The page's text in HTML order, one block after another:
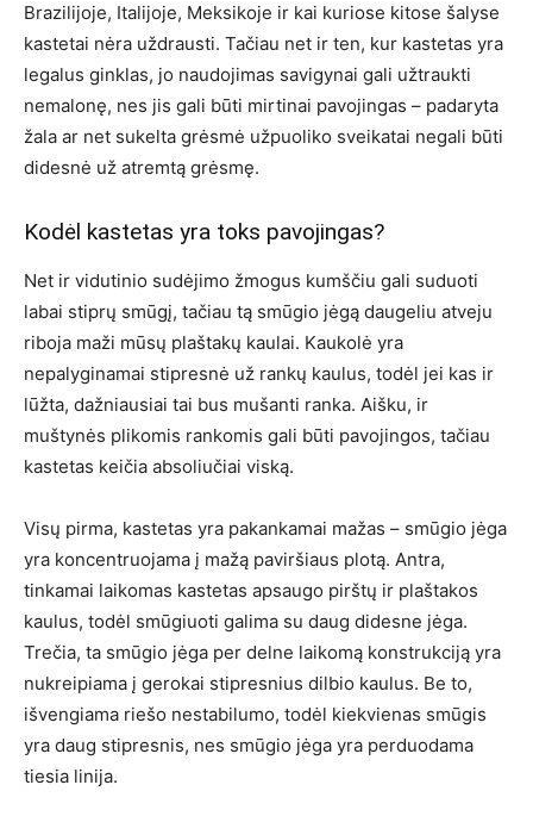
Brazilijoje, Italijoje, Meksikoje ir kai kuriose kitose šalyse
kastetai nėra uždrausti. Tačiau net ir ten, kur kastetas yra
legalus ginklas, jo naudojimas savigynai gali užtraukti
nemalonę, nes jis gali būti mirtinai pavojingas – padaryta
žala ar net sukelta grėsmė užpuoliko sveikatai negali būti
didesnė už atremtą grėsmę.
Kodėl kastetas yra toks pavojingas?
Net ir vidutinio sudėjimo žmogus kumščiu gali suduoti
labai stiprų smūgį, tačiau tą smūgio jėgą daugeliu atveju
riboja maži mūsų plaštakų kaulai. Kaukolė yra
nepalyginamai stipresnė už rankų kaulus, todėl jei kas ir
lūžta, dažniausiai tai bus mušanti ranka. Aišku, ir
muštynės plikomis rankomis gali būti pavojingos, tačiau
kastetas keičia absoliučiai viską.
Visų pirma, kastetas yra pakankamai mažas – smūgio jėga
yra koncentruojama į mažą paviršiaus plotą. Antra,
tinkamai laikomas kastetas apsaugo pirštų ir plaštakos
kaulus, todėl smūgiuoti galima su daug didesne jėga.
Trečia, ta smūgio jėga per delne laikomą konstrukciją yra
nukreipiama į gerokai stipresnius dilbio kaulus. Be to,
išvengiama riešo nestabilumo, todėl kiekvienas smūgis
yra daug stipresnis, nes smūgio jėga yra perduodama
tiesia linija.